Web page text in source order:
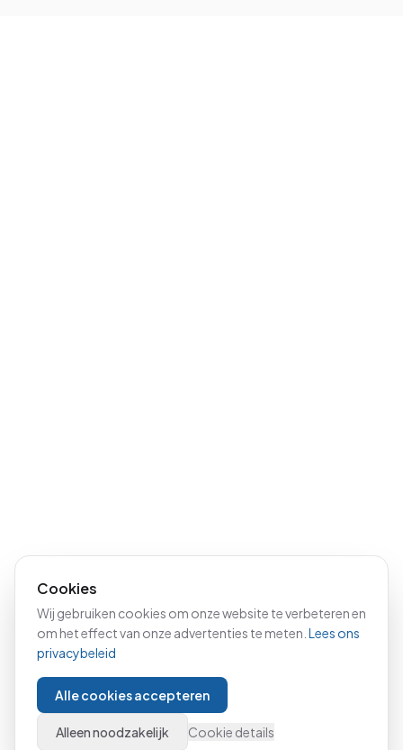
Cookies
Wij gebruiken cookies om onze website te verbeteren en
om het effect van onze advertenties te meten. Lees ons
privacybeleid
Alle cookies accepteren
Alleen noodzakelijk Cookie details